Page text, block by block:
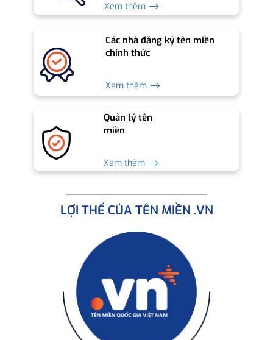
Xem thêm ⟶
Các nhà đăng ký tên miền
chính thức
Xem thêm ⟶
Quản lý tên
miền
Xem thêm ⟶
LỢI THẾ CỦA TÊN MIỀN .VN